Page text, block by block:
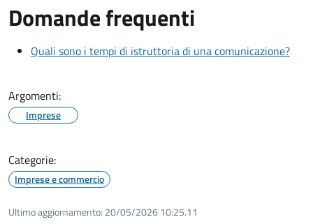
Domande frequenti
Quali sono i tempi di istruttoria di una comunicazione?
Argomenti:
Imprese
Categorie:
Imprese e commercio
Ultimo aggiornamento: 20/05/2026 10:25.11